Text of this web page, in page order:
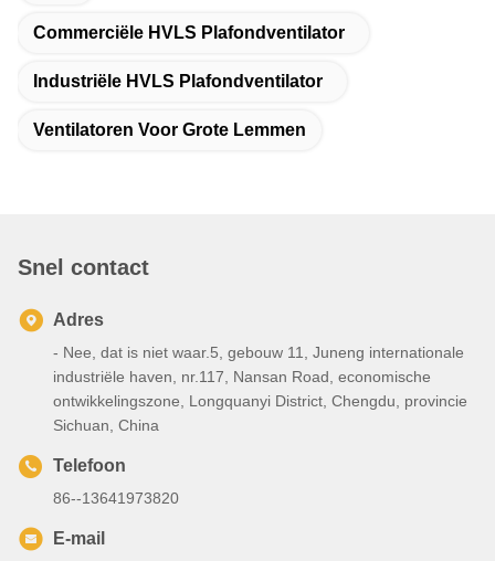
Commerciële HVLS Plafondventilator
Industriële HVLS Plafondventilator
Ventilatoren Voor Grote Lemmen
Snel contact
Adres
- Nee, dat is niet waar.5, gebouw 11, Juneng internationale
industriële haven, nr.117, Nansan Road, economische
ontwikkelingszone, Longquanyi District, Chengdu, provincie
Sichuan, China
Telefoon
86--13641973820
E-mail